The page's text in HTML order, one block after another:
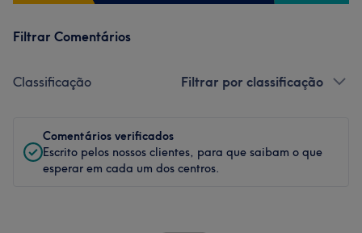
Filtrar Comentários
Classificação Filtrar por classificação
Comentários verificados
Escrito pelos nossos clientes, para que saibam o que
esperar em cada um dos centros.